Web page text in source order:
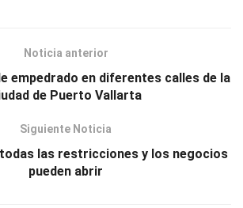
Noticia anterior
empedrado en diferentes calles de la
de Puerto Vallarta
Siguiente Noticia
las restricciones y los negocios
pueden abrir